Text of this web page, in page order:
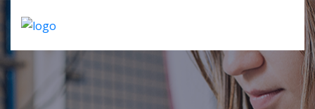
Op dit moment werk ik met een vaste klantenkring
en neem ik geen nieuwe aanvragen aan. Zodra er